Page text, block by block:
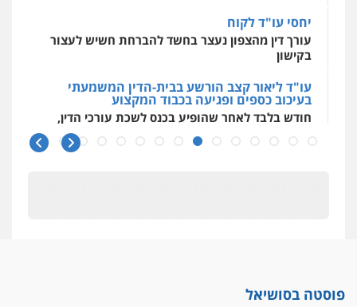
יחסי עו"ד לקוח
עורך דין מהצפון נעצר בחשד להברחת חשיש לעצור
בקישון
עו"ד ליאור קצב הורשע בבית-הדין המשמעתי
בעיכוב כספים ופגיעה בכבוד המקצוע
חודש בלבד לאחר שהופיע בכנס לשכת עורכי הדין,
קצב הורשע
אלה המינויים
פוסטה בסושיאל